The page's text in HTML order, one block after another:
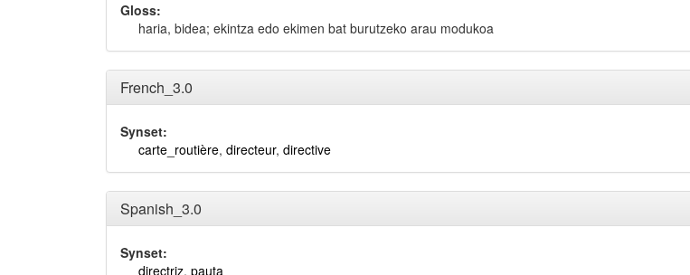
Gloss:
haria, bidea; ekintza edo ekimen bat burutzeko arau modukoa
French_3.0
Synset:
carte_routière, directeur, directive
Spanish_3.0
Synset:
directriz, pauta